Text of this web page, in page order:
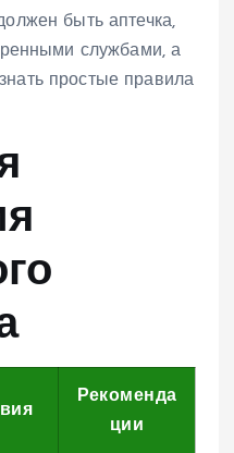
быть аптечка,
службами, а
простые правила
Рекоменда
ции